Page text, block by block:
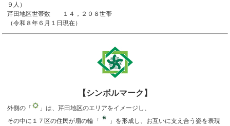
９人）
芹田地区世帯数 １４，２０８世帯
（令和８年６月１日現在）
【シンボルマーク】
外側の「
」は、芹田地区のエリアをイメージし、
その中に１７区の住民が扇の輪「
」を形成し、お互いに支え合う姿を表現